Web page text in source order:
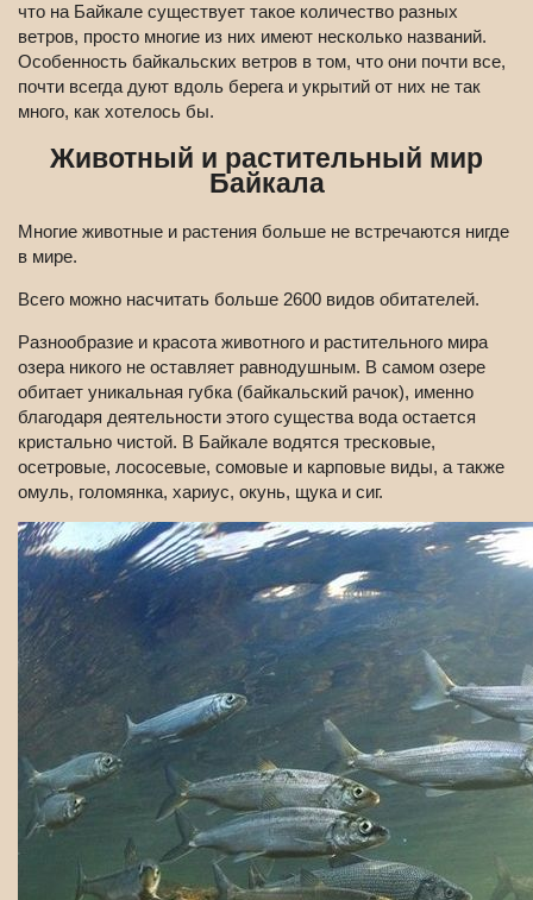
что на Байкале существует такое количество разных
ветров, просто многие из них имеют несколько названий.
Особенность байкальских ветров в том, что они почти все,
почти всегда дуют вдоль берега и укрытий от них не так
много, как хотелось бы.
Животный и растительный мир
Байкала
Многие животные и растения больше не встречаются нигде
в мире.
Всего можно насчитать больше 2600 видов обитателей.
Разнообразие и красота животного и растительного мира
озера никого не оставляет равнодушным. В самом озере
обитает уникальная губка (байкальский рачок), именно
благодаря деятельности этого существа вода остается
кристально чистой. В Байкале водятся тресковые,
осетровые, лососевые, сомовые и карповые виды, а также
омуль, голомянка, хариус, окунь, щука и сиг.